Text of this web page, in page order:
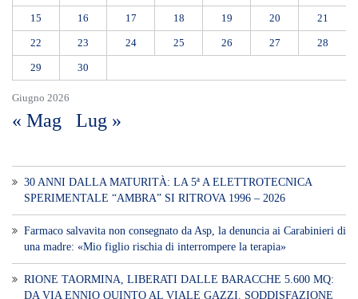
Giugno 2026
15 16 17 18 19 20 21
22 23 24 25 26 27 28
29 30
« Mag Lug »
30 ANNI DALLA MATURITÀ: LA 5ª A ELETTROTECNICA
SPERIMENTALE “AMBRA” SI RITROVA 1996 – 2026
Farmaco salvavita non consegnato da Asp, la denuncia ai Carabinieri di
una madre: «Mio figlio rischia di interrompere la terapia»
RIONE TAORMINA, LIBERATI DALLE BARACCHE 5.600 MQ:
DA VIA ENNIO QUINTO AL VIALE GAZZI. SODDISFAZIONE